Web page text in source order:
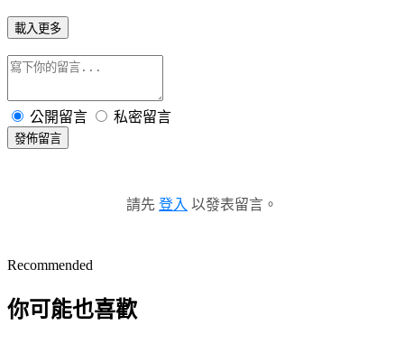
載入更多
公開留言 私密留言
發佈留言
請先 登入 以發表留言。
Recommended
你可能也喜歡